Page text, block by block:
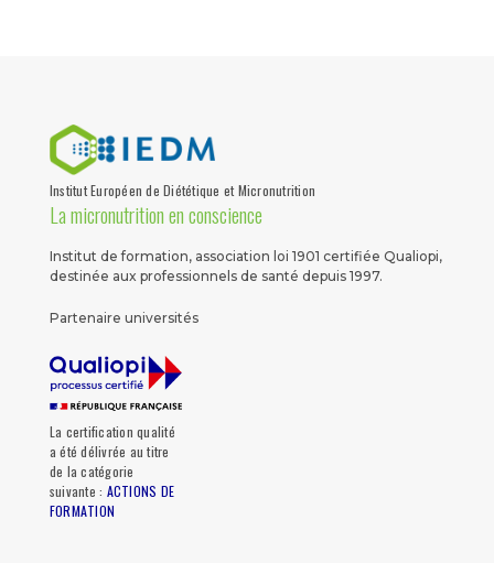
Institut Européen de Diététique et Micronutrition
La micronutrition en conscience
Institut de formation, association loi 1901 certifiée Qualiopi,
destinée aux professionnels de santé depuis 1997.
Partenaire universités
La certification qualité
a été délivrée au titre
de la catégorie
suivante : ACTIONS DE
FORMATION